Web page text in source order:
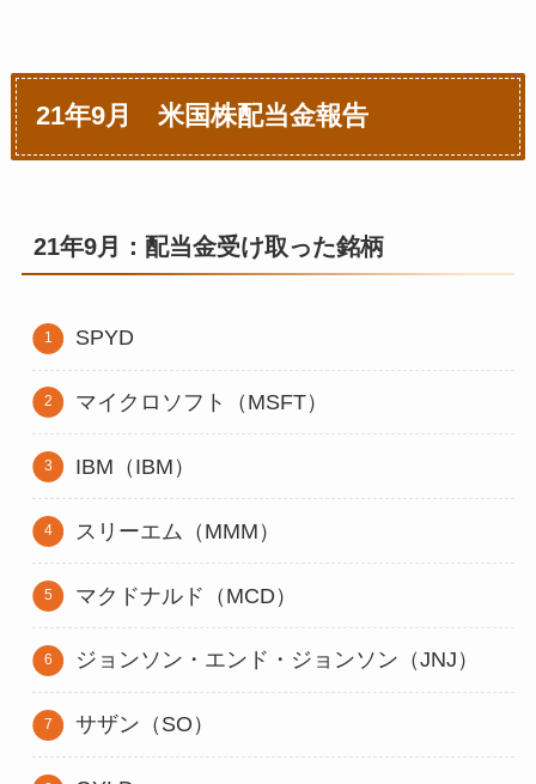
21年9月 米国株配当金報告
21年9月：配当金受け取った銘柄
SPYD
マイクロソフト（MSFT）
IBM（IBM）
スリーエム（MMM）
マクドナルド（MCD）
ジョンソン・エンド・ジョンソン（JNJ）
サザン（SO）